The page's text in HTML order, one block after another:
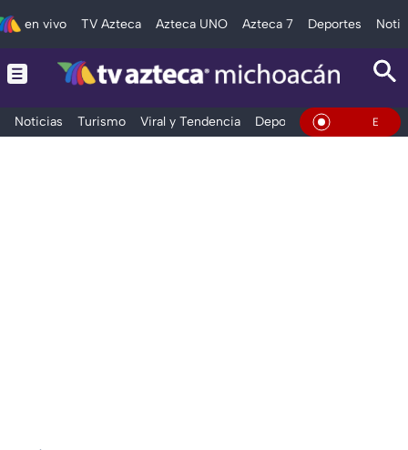
en vivo TV Azteca Azteca UNO Azteca 7 Deportes
Noticias Turismo Viral y Tendencia Deportes Espectáculos
En Vivo